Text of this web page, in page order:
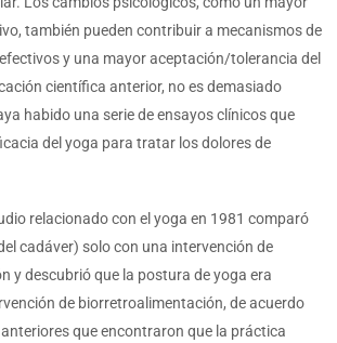
también pueden contribuir a mecanismos de
y una mayor aceptación/tolerancia del
científica anterior, no es demasiado
habido una serie de ensayos clínicos que
del yoga para tratar los dolores de
relacionado con el yoga en 1981 comparó
cadáver) solo con una intervención de
y descubrió que la postura de yoga era
de biorretroalimentación, de acuerdo
que encontraron que la práctica